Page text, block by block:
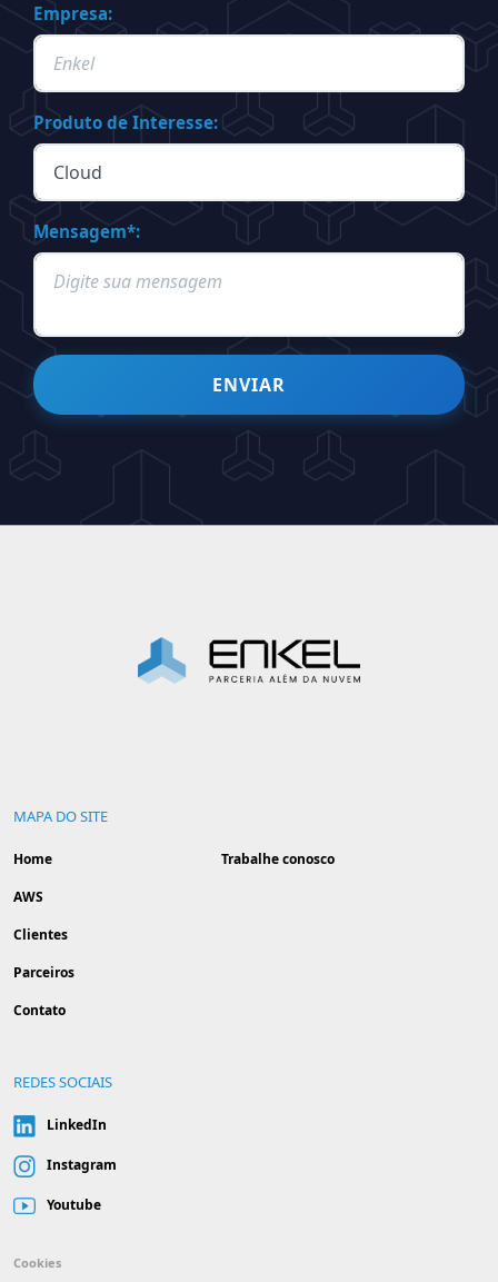
Empresa:
Produto de Interesse:
Mensagem*:
ENVIAR
MAPA DO SITE
Home
AWS
Clientes
Parceiros
Contato
Trabalhe conosco
REDES SOCIAIS
LinkedIn
Instagram
Youtube
Cookies